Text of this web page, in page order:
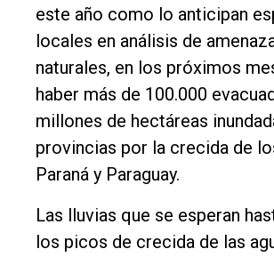
El
único
DIARIO
Balcarce
este año como lo anticipan
locales en análisis de
naturales, en los próximos
haber más de 100.000
millones de hectáreas
provincias por la crecida de
Paraná y Paraguay.
Las lluvias que se esperan
los picos de crecida de las